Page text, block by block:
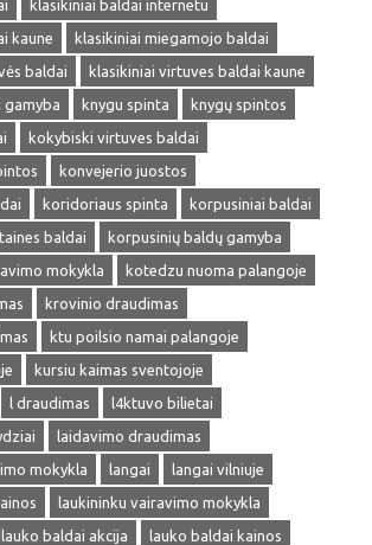
klasikiniai baldai internetu
kaune
klasikiniai miegamojo baldai
baldai
klasikiniai virtuves baldai kaune
gamyba
knygu spinta
knygų spintos
kokybiski virtuves baldai
konvejerio juostos
koridoriaus spinta
korpusiniai baldai
baldai
korpusinių baldų gamyba
mokykla
kotedzu nuoma palangoje
krovinio draudimas
ktu poilsio namai palangoje
kursiu kaimas sventojoje
l draudimas
l4ktuvo bilietai
laidavimo draudimas
mokykla
langai
langai vilniuje
laukininku vairavimo mokykla
lauko baldai akcija
lauko baldai kainos